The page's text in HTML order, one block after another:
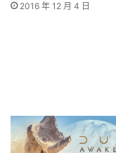
2016 年 12 月 4 日